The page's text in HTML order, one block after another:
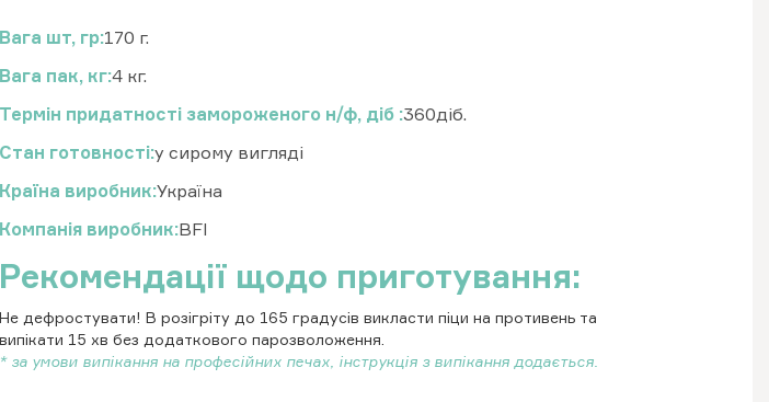
Вага шт, гр 170 г.
Вага пак, кг 4 кг.
Термін придатності замороженого н/ф, діб 360діб.
Стан готовності у сирому вигляді
Країна виробник Україна
Компанія виробник BFI
Рекомендації щодо приготування:
Не дефростувати! В розігріту до 165 градусів викласти піци на противень та
випікати 15 хв без додаткового парозволоження.
* за умови випікання на професійних печах, інструкція з випікання додається.